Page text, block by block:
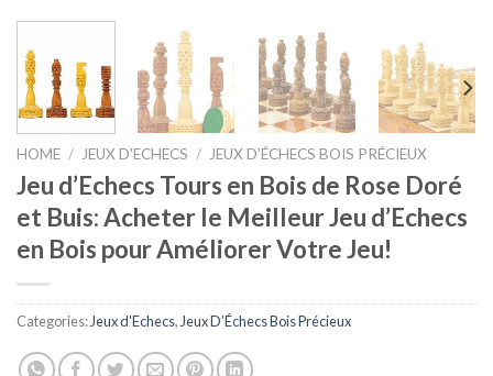
HOME / JEUX D'ECHECS / JEUX D’ÉCHECS BOIS PRÉCIEUX
Jeu d’Echecs Tours en Bois de Rose Doré
et Buis: Acheter le Meilleur Jeu d’Echecs
en Bois pour Améliorer Votre Jeu!
Categories:Jeux d'Echecs,Jeux D’Échecs Bois Précieux